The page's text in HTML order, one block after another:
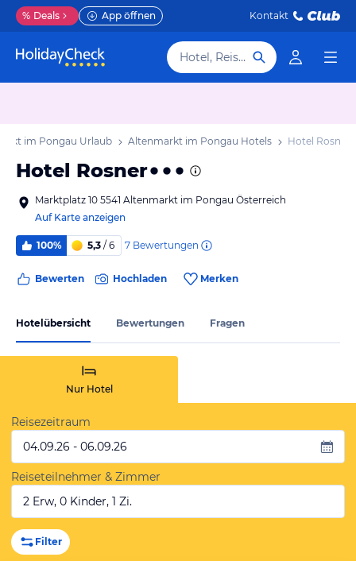
% Deals App öffnen Kontakt
Hotel, Reiseziel
im Pongau Urlaub Altenmarkt im Pongau Hotels Hotel Rosner
Hotel Rosner
Marktplatz 10 5541 Altenmarkt im Pongau Österreich
Auf Karte anzeigen
100% 5,3 / 6 7 Bewertungen
Bewerten Hochladen Merken
Hotelübersicht Bewertungen Fragen
Nur Hotel
Reisezeitraum
04.09.26 - 06.09.26
Reiseteilnehmer & Zimmer
2 Erw, 0 Kinder, 1 Zi.
Filter